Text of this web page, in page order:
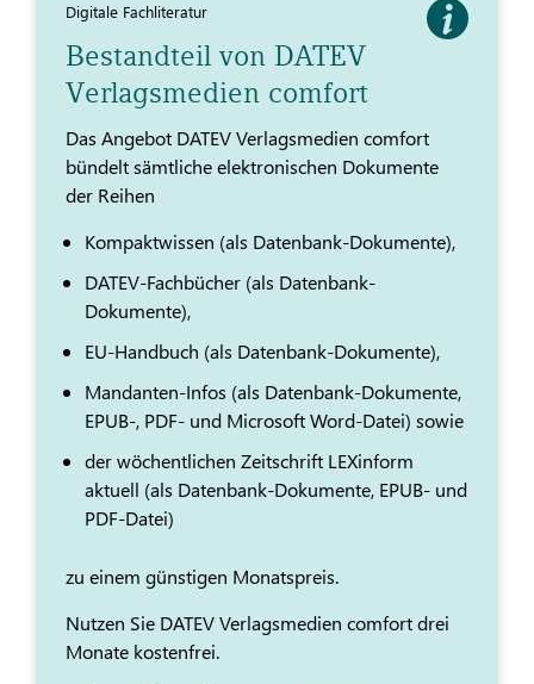
Digitale Fachliteratur
Bestandteil von DATEV
Verlagsmedien comfort
Das Angebot DATEV Verlagsmedien comfort
bündelt sämtliche elektronischen Dokumente
der Reihen
Kompaktwissen (als Datenbank-Dokumente),
DATEV-Fachbücher (als Datenbank-
Dokumente),
EU-Handbuch (als Datenbank-Dokumente),
Mandanten-Infos (als Datenbank-Dokumente,
EPUB-, PDF- und Microsoft Word-Datei) sowie
der wöchentlichen Zeitschrift LEXinform
aktuell (als Datenbank-Dokumente, EPUB- und
PDF-Datei)
zu einem günstigen Monatspreis.
Nutzen Sie DATEV Verlagsmedien comfort drei
Monate kostenfrei.